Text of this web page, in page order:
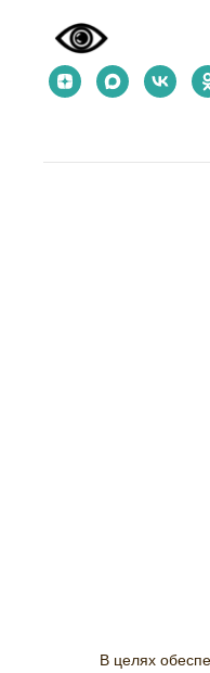
В целях